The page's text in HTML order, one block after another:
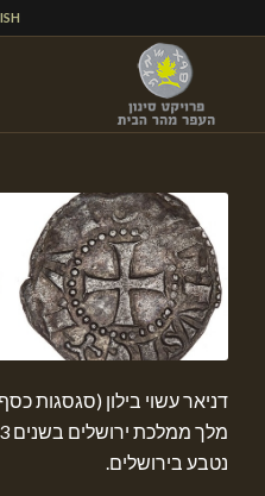
דניאר עשוי בילון (סגסגות
נטבע בירושלים.